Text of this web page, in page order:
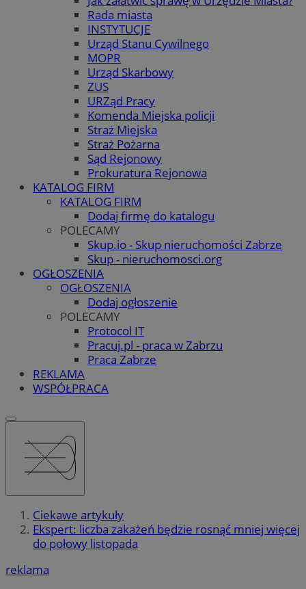
Rada miasta
INSTYTUCJE
Urząd Stanu Cywilnego
MOPR
Urząd Skarbowy
ZUS
URZąd Pracy
Komenda Miejska policji
Straż Miejska
Straż Pożarna
Sąd Rejonowy
Prokuratura Rejonowa
KATALOG FIRM
KATALOG FIRM
Dodaj firmę do katalogu
POLECAMY
Skup.io - Skup nieruchomości Zabrze
Skup - nieruchomosci.org
OGŁOSZENIA
OGŁOSZENIA
Dodaj ogłoszenie
POLECAMY
Protocol IT
Pracuj.pl - praca w Zabrzu
Praca Zabrze
REKLAMA
WSPÓŁPRACA
Ciekawe artykuły
Ekspert: liczba zakażeń będzie rosnąć mniej więcej
do połowy listopada
reklama